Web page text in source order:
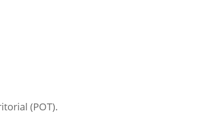
(POT).